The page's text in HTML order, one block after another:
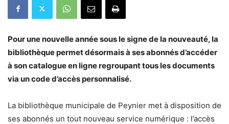
Pour une nouvelle année sous le signe de la nouveauté, la
bibliothèque permet désormais à ses abonnés d’accéder
à son catalogue en ligne regroupant tous les documents
via un code d’accès personnalisé.
La bibliothèque municipale de Peynier met à disposition de
ses abonnés un tout nouveau service numérique : l’accès